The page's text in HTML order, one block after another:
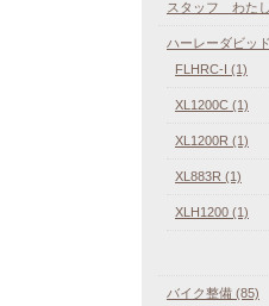
スタッフ わた
ハーレーダビッ
FLHRC-I (1)
XL1200C (1)
XL1200R (1)
XL883R (1)
XLH1200 (1)
バイク整備 (85)